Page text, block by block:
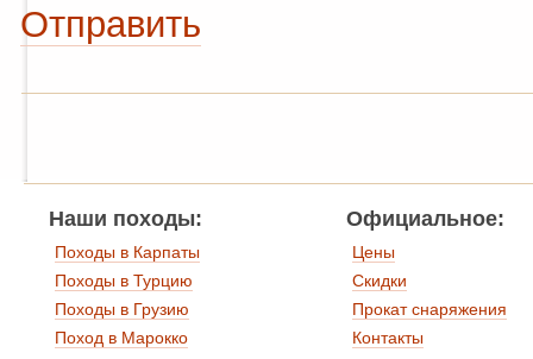
Отправить
Наши походы:
Походы в Карпаты
Походы в Турцию
Походы в Грузию
Поход в Марокко
Официальное:
Цены
Скидки
Прокат снаряжения
Контакты